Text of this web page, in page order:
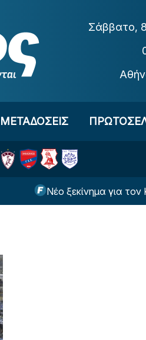
Σάββατο,
ΜΕΤΑΔΟΣΕΙΣ
Νέο ξεκίνημα για τον Κίναν